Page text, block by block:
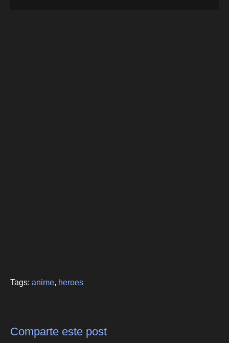
Tags: anime, heroes
Comparte este post